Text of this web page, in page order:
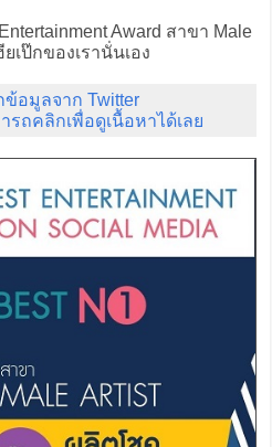
Award สาขา Male
เป๊กของเรานั่นเอง
ข้อมูลจาก Twitter
ถคลิกเพื่อดูเนื้อหาได้เลย